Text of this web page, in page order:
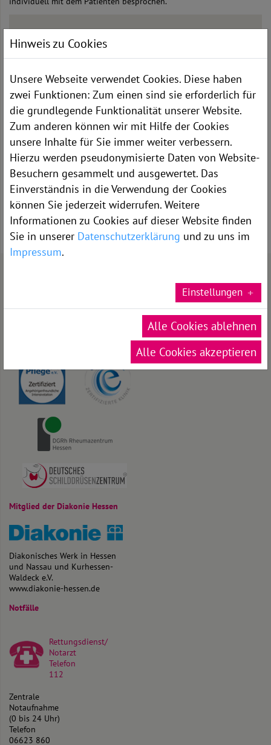
WEITERE INFORMATIONEN
Hernienentstehung und OP-Verfahren
TAPP
Lichtenstein
Shouldice
IPOM
IPOM - offene Technik
Sublay
Spitzy
Mitglied der Diakonie Hessen
Diakonisches Werk in Hessen
und Nassau und Kurhessen-
Waldeck e.V.
www.diakonie-hessen.de
Notfälle
Rettungsdienst/
Notarzt
Telefon
112
Zentrale
Notaufnahme
(0 bis 24 Uhr)
Telefon
06623 860
Hinweis zu Cookies
Unsere Webseite verwendet Cookies. Diese haben
zwei Funktionen: Zum einen sind sie erforderlich für
die grundlegende Funktionalität unserer Website.
Zum anderen können wir mit Hilfe der Cookies
unsere Inhalte für Sie immer weiter verbessern.
Hierzu werden pseudonymisierte Daten von Website-
Besuchern gesammelt und ausgewertet. Das
Einverständnis in die Verwendung der Cookies
können Sie jederzeit widerrufen. Weitere
Informationen zu Cookies auf dieser Website finden
Sie in unserer Datenschutzerklärung und zu uns im
Impressum.
Einstellungen
Alle Cookies ablehnen
Alle Cookies akzeptieren